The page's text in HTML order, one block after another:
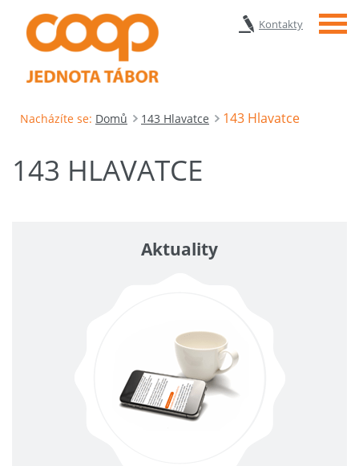
Kontakty Menu
Nacházíte se: Domů 143 Hlavatce 143 Hlavatce
143 HLAVATCE
Aktuality